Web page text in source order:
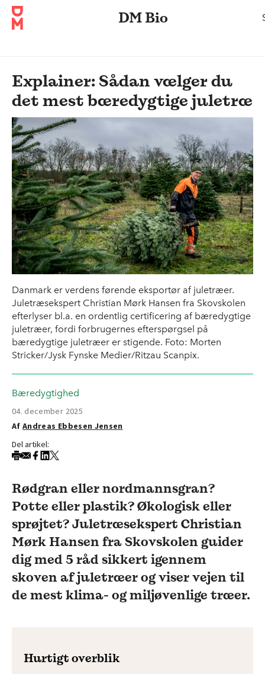
DM Bio
Explainer: Sådan vælger du
det mest bæredygtige juletræ
Danmark er verdens førende eksportør af juletræer.
Juletræsekspert Christian Mørk Hansen fra Skovskolen
efterlyser bl.a. en ordentlig certificering af bæredygtige
juletræer, fordi forbrugernes efterspørgsel på
bæredygtige juletræer er stigende. Foto: Morten
Stricker/Jysk Fynske Medier/Ritzau Scanpix.
Bæredygtighed
04. december 2025
AfAndreas Ebbesen Jensen
Del artikel:
Rødgran eller nordmannsgran?
Potte eller plastik? Økologisk eller
sprøjtet? Juletræsekspert Christian
Mørk Hansen fra Skovskolen guider
dig med 5 råd sikkert igennem
skoven af juletræer og viser vejen til
de mest klima- og miljøvenlige træer.
Hurtigt overblik